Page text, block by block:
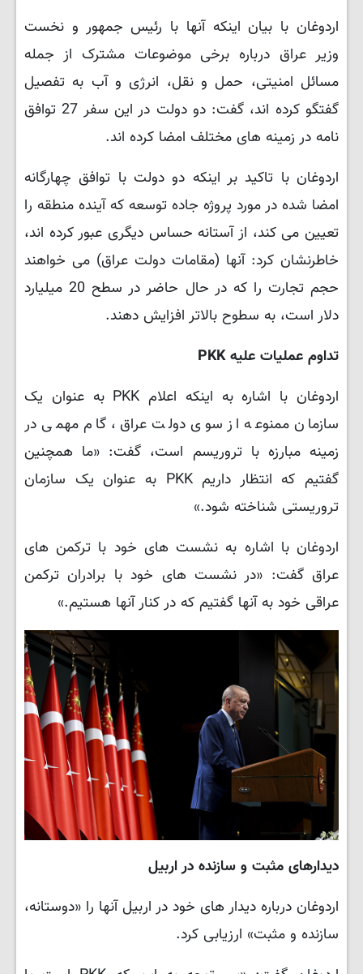
اردوغان با بیان اینکه آنها با رئیس جمهور و نخست
وزیر عراق درباره برخی موضوعات مشترک از جمله
مسائل امنیتی، حمل و نقل، انرژی و آب به تفصیل
گفتگو کرده اند، گفت: دو دولت در این سفر 27 توافق
نامه در زمینه های مختلف امضا کرده اند.
اردوغان با تاکید بر اینکه دو دولت با توافق چهارگانه
امضا شده در مورد پروژه جاده توسعه که آینده منطقه را
تعیین می کند، از آستانه حساس دیگری عبور کرده اند،
خاطرنشان کرد: آنها (مقامات دولت عراق) می خواهند
حجم تجارت را که در حال حاضر در سطح 20 میلیارد
دلار است، به سطوح بالاتر افزایش دهند.
تداوم عملیات علیه PKK
اردوغان با اشاره به اینکه اعلام PKK به عنوان یک
سازمان ممنوعه از سوی دولت عراق، گام مهمی در
زمینه مبارزه با تروریسم است، گفت: «ما همچنین
گفتیم که انتظار داریم PKK به عنوان یک سازمان
تروریستی شناخته شود.»
اردوغان با اشاره به نشست های خود با ترکمن های
عراق گفت: «در نشست های خود با برادران ترکمن
عراقی خود به آنها گفتیم که در کنار آنها هستیم.»
دیدارهای مثبت و سازنده در اربیل
اردوغان درباره دیدار های خود در اربیل آنها را «دوستانه،
سازنده و مثبت» ارزیابی کرد.